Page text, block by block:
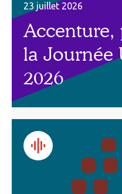
23 juillet 2026
Accenture,
la Journée
2026